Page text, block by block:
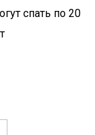
спать по 20